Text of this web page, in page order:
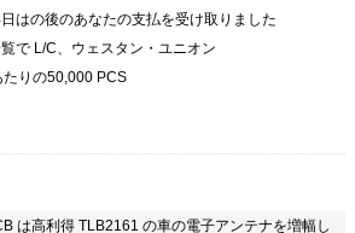
はの後のあなたの支払を受け取りました
で L/C、ウェスタン・ユニオン
たりの50,000 PCS
は高利得 TLB2161 の車の電子アンテナを増幅し